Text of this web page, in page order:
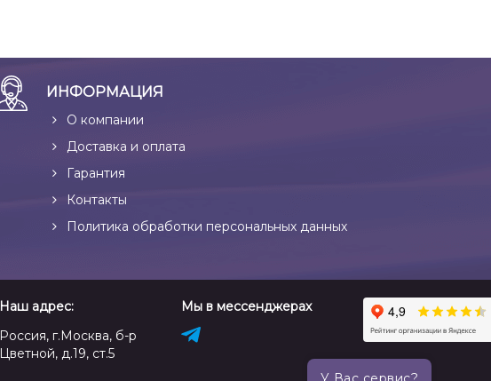
ИНФОРМАЦИЯ
О компании
Доставка и оплата
Гарантия
Контакты
Политика обработки персональных данных
Наш адрес:
Россия, г.Москва, б-р
Цветной, д.19, ст.5
Мы в мессенджерах